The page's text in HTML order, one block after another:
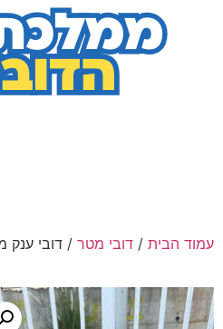
עמוד הבית / דובי מטר / דובי ענק